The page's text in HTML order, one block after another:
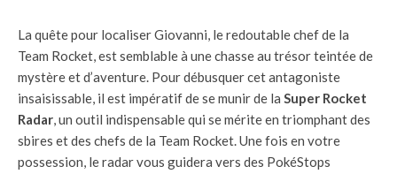
La quête pour localiser Giovanni, le redoutable chef de la
Team Rocket, est semblable à une chasse au trésor teintée de
mystère et d’aventure. Pour débusquer cet antagoniste
insaisissable, il est impératif de se munir de la Super Rocket
Radar, un outil indispensable qui se mérite en triomphant des
sbires et des chefs de la Team Rocket. Une fois en votre
possession, le radar vous guidera vers des PokéStops